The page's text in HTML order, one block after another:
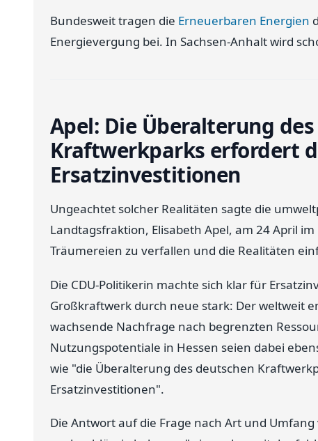
Bundesweit tragen die Erneuerbaren Energien
Energievergung bei. In Sachsen-Anhalt wird
Apel: Die Überalterung
Kraftwerkparks erfordert
Ersatzinvestitionen
Ungeachtet solcher Realitäten sagte die
Landtagsfraktion, Elisabeth Apel, am 24 April
Träumereien zu verfallen und die Realitäten
Die CDU-Politikerin machte sich klar für
Großkraftwerk durch neue stark: Der weltweit
wachsende Nachfrage nach begrenzten
Nutzungspotentiale in Hessen seien dabei
wie "die Überalterung des deutschen
Ersatzinvestitionen".
Die Antwort auf die Frage nach Art und Umfang